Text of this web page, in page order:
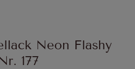
Neon Flashy
177